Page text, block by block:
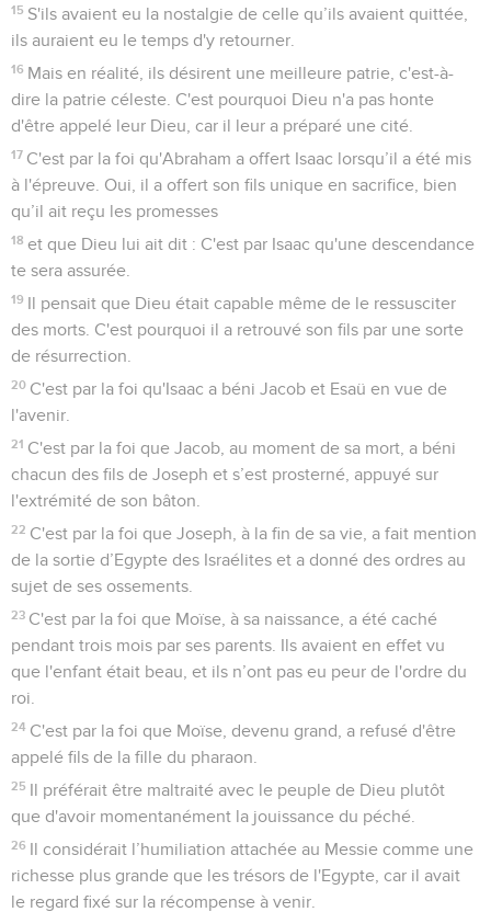
15 S'ils avaient eu la nostalgie de celle qu’ils avaient quittée,
ils auraient eu le temps d'y retourner.
16 Mais en réalité, ils désirent une meilleure patrie, c'est-à-
dire la patrie céleste. C'est pourquoi Dieu n'a pas honte
d'être appelé leur Dieu, car il leur a préparé une cité.
17 C'est par la foi qu'Abraham a offert Isaac lorsqu’il a été mis
à l'épreuve. Oui, il a offert son fils unique en sacrifice, bien
qu’il ait reçu les promesses
18 et que Dieu lui ait dit : C'est par Isaac qu'une descendance
te sera assurée.
19 Il pensait que Dieu était capable même de le ressusciter
des morts. C'est pourquoi il a retrouvé son fils par une sorte
de résurrection.
20 C'est par la foi qu'Isaac a béni Jacob et Esaü en vue de
l'avenir.
21 C'est par la foi que Jacob, au moment de sa mort, a béni
chacun des fils de Joseph et s’est prosterné, appuyé sur
l'extrémité de son bâton.
22 C'est par la foi que Joseph, à la fin de sa vie, a fait mention
de la sortie d’Egypte des Israélites et a donné des ordres au
sujet de ses ossements.
23 C'est par la foi que Moïse, à sa naissance, a été caché
pendant trois mois par ses parents. Ils avaient en effet vu
que l'enfant était beau, et ils n’ont pas eu peur de l'ordre du
roi.
24 C'est par la foi que Moïse, devenu grand, a refusé d'être
appelé fils de la fille du pharaon.
25 Il préférait être maltraité avec le peuple de Dieu plutôt
que d'avoir momentanément la jouissance du péché.
26 Il considérait l’humiliation attachée au Messie comme une
richesse plus grande que les trésors de l'Egypte, car il avait
le regard fixé sur la récompense à venir.